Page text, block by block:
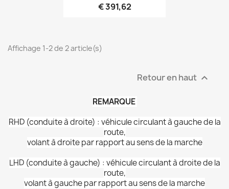
€ 391,62
Affichage 1-2 de 2 article(s)
Retour en haut 
REMARQUE
RHD (conduite à droite) : véhicule circulant à gauche de la
route,
volant à droite par rapport au sens de la marche
LHD (conduite à gauche) : véhicule circulant à droite de la
route,
volant à gauche par rapport au sens de la marche